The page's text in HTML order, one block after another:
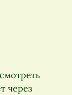
через